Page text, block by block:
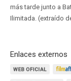
más tarde junto a
Ilimitada. (extraído
Enlaces externos